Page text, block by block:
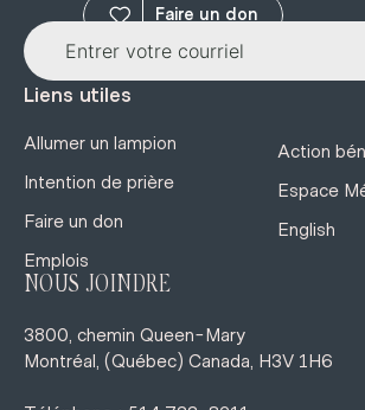
Faire un don
Liens utiles
Allumer un lampion
Intention de prière
Faire un don
Emplois
Action
Espace
English
NOUS JOINDRE
3800, chemin Queen-Mary
Montréal, (Québec) Canada, H3V 1H6